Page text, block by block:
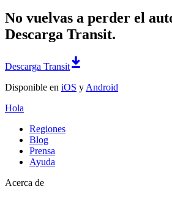
No vuelvas a perder el
Descarga Transit.
Descarga Transit
Disponible en iOS y Android
Hola
Regiones
Blog
Prensa
Ayuda
Acerca de